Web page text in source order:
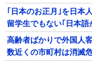
｢日本のお正月｣を日本
留学生でもない｢日本
高齢者ばかりで外国人
数近くの市町村は消滅